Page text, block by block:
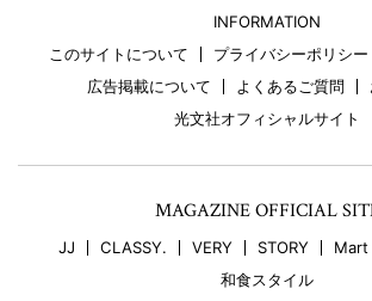
INFORMATION
このサイトについて
プライバシーポリシー
広告掲載について
よくあるご質問
光文社オフィシャルサイト
MAGAZINE OFFICIAL
JJ CLASSY. VERY STORY Mart
和食スタイル